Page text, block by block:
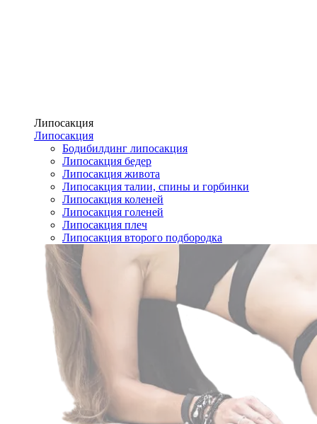
Липосакция
Липосакция
Бодибилдинг липосакция
Липосакция бедер
Липосакция живота
Липосакция талии, спины и горбинки
Липосакция коленей
Липосакция голеней
Липосакция плеч
Липосакция второго подбородка